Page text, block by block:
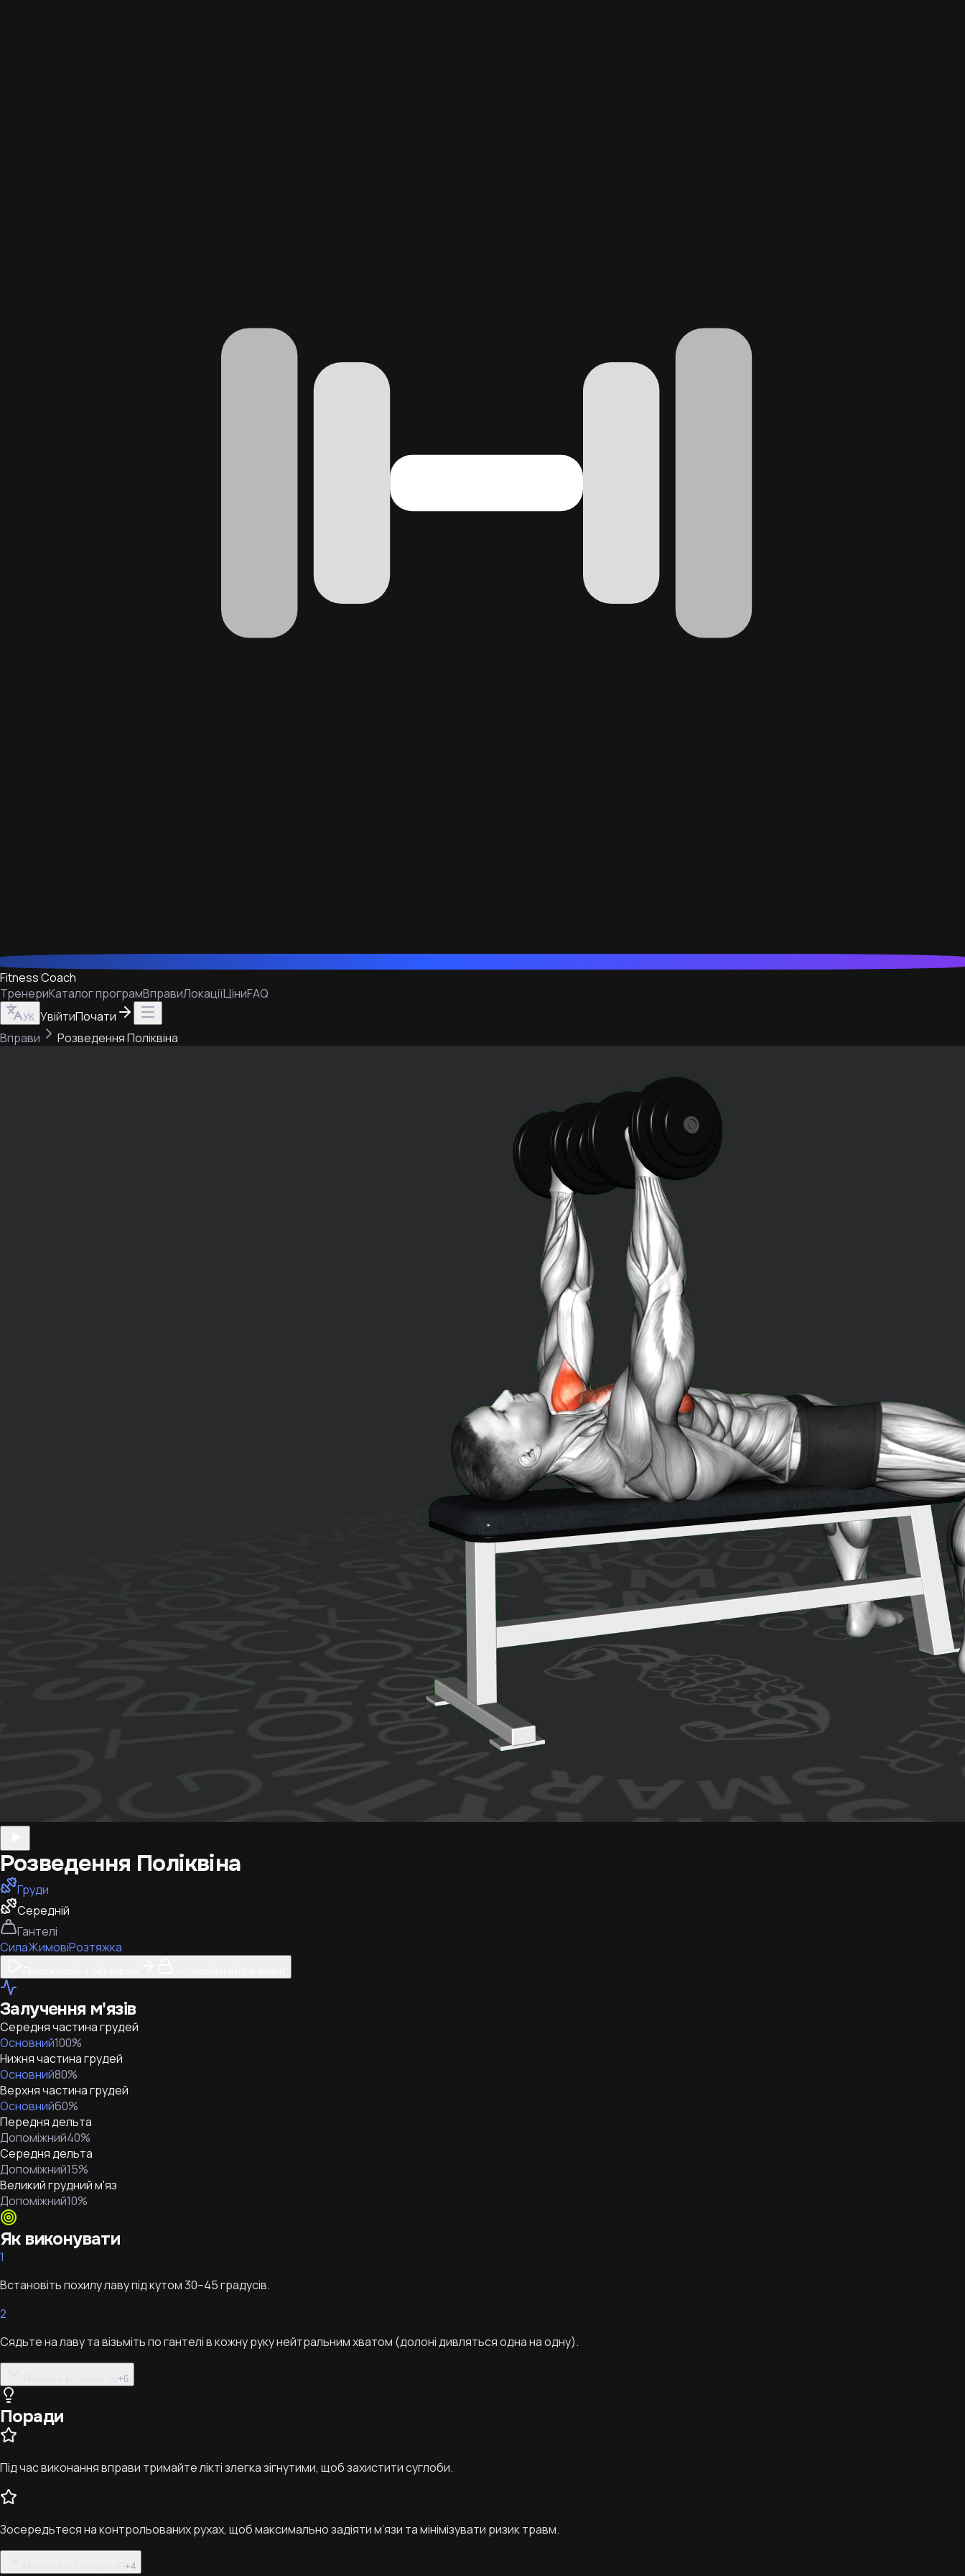
Fitness Coach
ТренериКаталог програмВправиЛокаціїЦіниFAQ
УК УвійтиПочати
Вправи
Розведення Поліквіна
Розведення Поліквіна
Груди
Середній
Гантелі
СилаЖимовіРозтяжка
Залучення м'язів
Середня частина грудей
Основний100%
Нижня частина грудей
Основний80%
Верхня частина грудей
Основний60%
Передня дельта
Допоміжний40%
Середня дельта
Допоміжний15%
Великий грудний м'яз
Допоміжний10%
Як виконувати
1
Встановіть похилу лаву під кутом 30–45 градусів.
2
Сядьте на лаву та візьміть по гантелі в кожну руку нейтральним хватом (долоні дивляться одна на одну).
+6
Поради
Під час виконання вправи тримайте лікті злегка зігнутими, щоб захистити суглоби.
Зосередьтеся на контрольованих рухах, щоб максимально задіяти м’язи та мінімізувати ризик травм.
+4